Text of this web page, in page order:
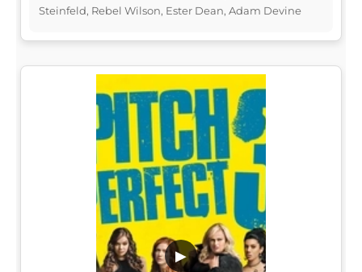
Steinfeld, Rebel Wilson, Ester Dean, Adam Devine
▶